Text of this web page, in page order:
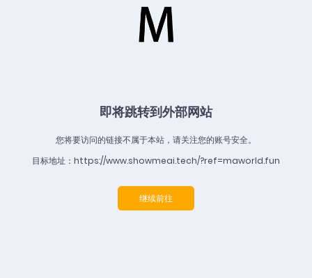
即将跳转到外部网站
您将要访问的链接不属于本站，请关注您的账号安全。
目标地址：https://www.showmeai.tech/?ref=maworld.fun
继续前往